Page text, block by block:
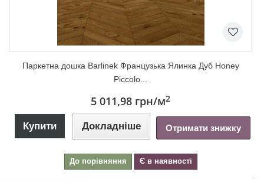
Паркетна дошка Barlinek Французька Ялинка Дуб Honey
Piccolo...
5 011,98 грн/м2
Купити Докладніше Отримати знижку
До порівняння Є в наявності